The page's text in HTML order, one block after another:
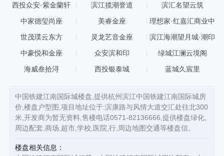
西投众安·紫金蘭轩 滨江揽潮誉道 滨汇名望云筑
中家德玺尚座 美睿金座
理想家·红嘉汇商业中
世茂璞云东方 灵龙艺音金座 滨江海潮望月城·潮印
中豪悦和金座 众安滨和印 绿城江澜云境阁
海威叁拾浔 西投银泰城 蓝城久宸里
中国铁建江南国际城楼盘,提供杭州滨江中国铁建江南国际城房
价,楼盘户型图,项目地址位于:滨康路与风情大道交汇处往北300
米,开发商为暂无资料,售楼电话0571-82136666,提供楼盘绿化,
周边配套,商场,超市,学校,医院,行,周边地图交通等楼盘信。
楼盘相关信息：